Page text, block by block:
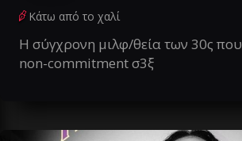
Κάτω από το χαλί
Η σύγχρονη μιλφ/θεία των 30ς
non-commitment σ3ξ